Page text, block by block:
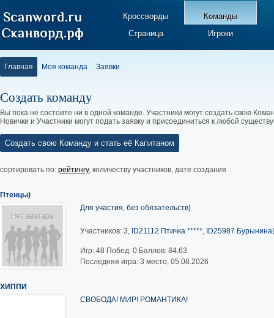
Кроссворды
Команды
Страница
Игроки
Главная Моя команда Заявки
Создать команду
Вы пока не состоите ни в одной команде. Участники могут создать свою
Новички и Участники могут подать заявку и присоединиться к любой
Создать свою Команду и стать её Капитаном
сортировать по: рейтингу, количеству участников, дате создания
Птенцы)
Для участия, без обязательств)
Участников: 3, ID21112 Птичка *****, ID25987
Игр: 48 Побед: 0 Баллов: 84.63
Последняя игра: 3 место, 05.08.2026
ХИППИ
СВОБОДА! МИР! РОМАНТИКА!